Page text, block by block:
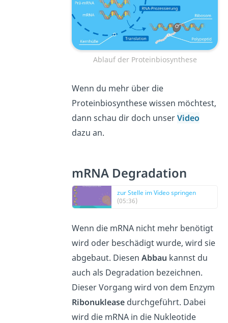
Ablauf der Proteinbiosynthese
Wenn du mehr über die
Proteinbiosynthese wissen möchtest,
dann schau dir doch unserVideo
dazu an.
mRNA Degradation
zur Stelle im Video springen
(05:36)
Wenn die mRNA nicht mehr benötigt
wird oder beschädigt wurde, wird sie
abgebaut. DiesenAbbau kannst du
auch als Degradation bezeichnen.
Dieser Vorgang wird von dem Enzym
Ribonuklease durchgeführt. Dabei
wird die mRNA in die Nukleotide